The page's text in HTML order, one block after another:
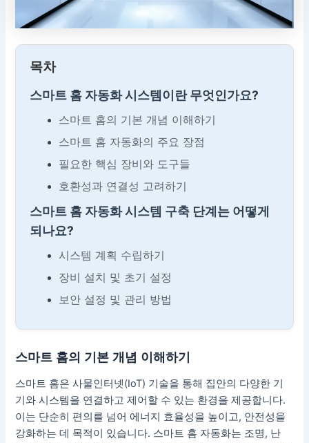
목차
스마트 홈 자동화 시스템이란 무엇인가요?
스마트 홈의 기본 개념 이해하기
스마트 홈 자동화의 주요 장점
필요한 핵심 장비와 도구들
호환성과 연결성 고려하기
스마트 홈 자동화 시스템 구축 단계는 어떻게
되나요?
시스템 계획 수립하기
장비 설치 및 초기 설정
보안 설정 및 관리 방법
스마트 홈의 기본 개념 이해하기
스마트 홈은 사물인터넷(IoT) 기술을 통해 집안의 다양한 기
기와 시스템을 연결하고 제어할 수 있는 환경을 제공합니다.
이는 단순히 편의를 넘어 에너지 효율성을 높이고, 안전성을
강화하는 데 목적이 있습니다. 스마트 홈 자동화는 조명, 난